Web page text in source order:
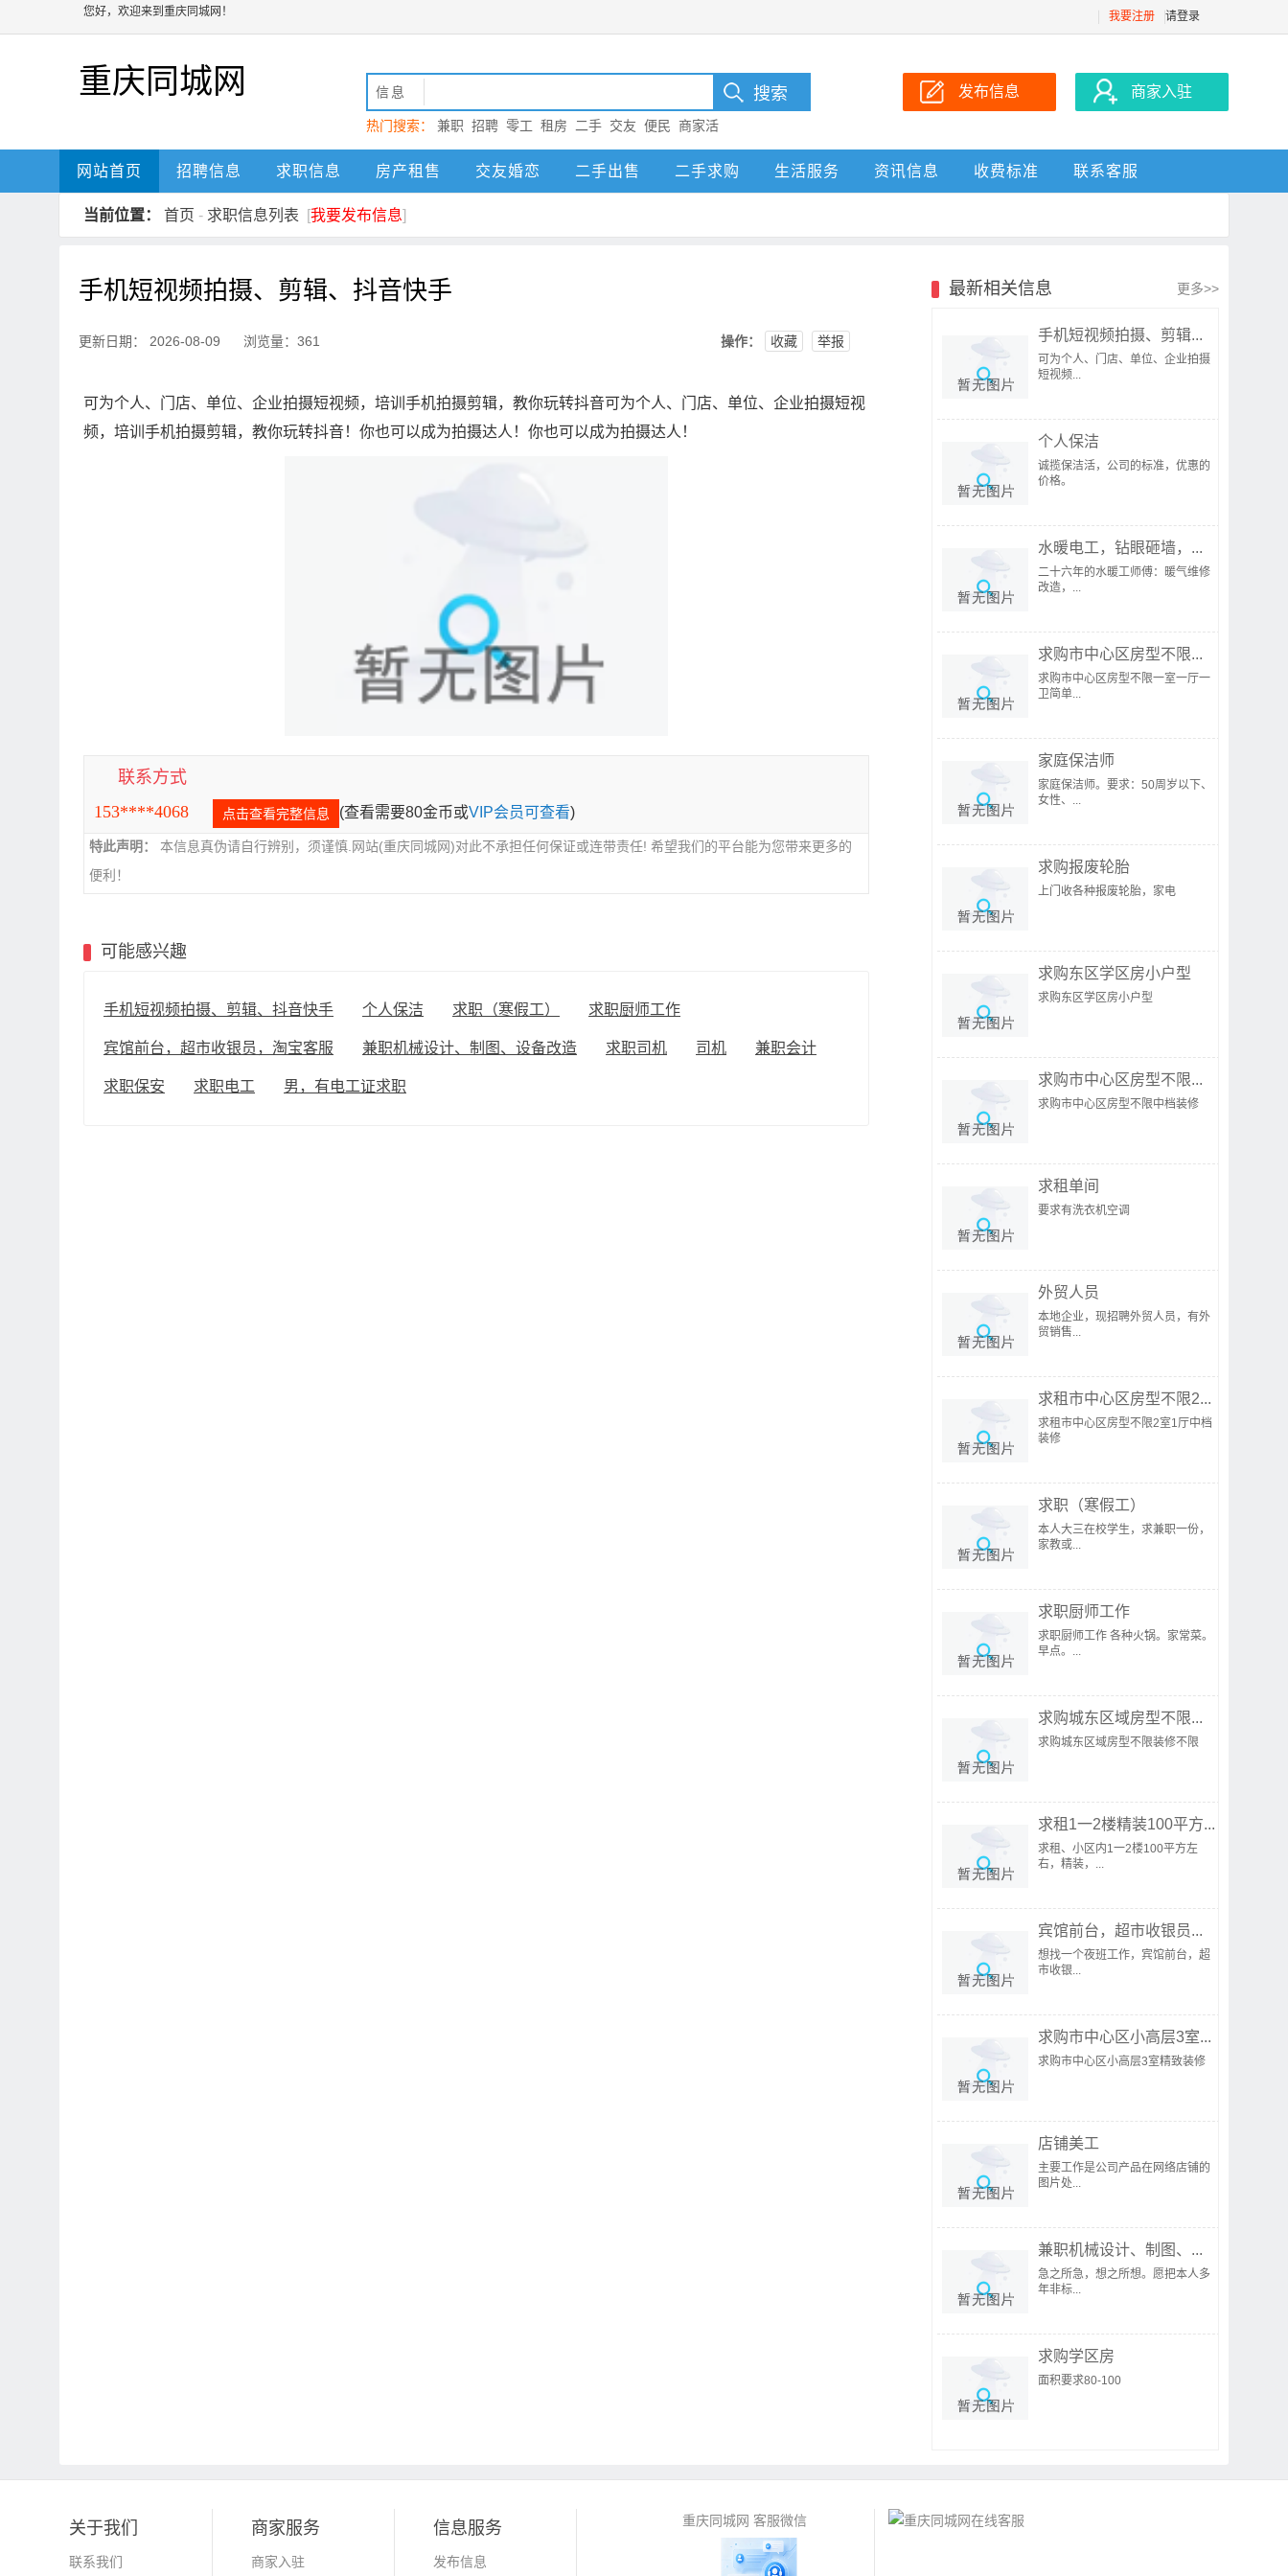
您好，欢迎来到重庆同城网！ 我要注册 请登录
重庆同城网 信息
热门搜索： 兼职 招聘 零工 租房 二手 交友 便民
商家活
动 重庆
发布信息 商家入驻
网站首页 招聘信息 求职信息 房产租售 交友婚恋 二手出售 二手求购 生活服务 资讯信息 收费标准 联系客服
当前位置： 首页 - 求职信息列表 [我要发布信息]
手机短视频拍摄、剪辑、抖音快手
更新日期： 2026-08-09 浏览量：361 操作： 收藏 举报
可为个人、门店、单位、企业拍摄短视频，培训手机拍摄剪辑，教你玩转抖音可为个人、门店、单位、企业拍摄短视
频，培训手机拍摄剪辑，教你玩转抖音！你也可以成为拍摄达人！你也可以成为拍摄达人！
联系方式
153****4068
点击查看完整信息 (查看需要80金币或VIP会员可查看)
特此声明：
本信息真伪请自行辨别，须谨慎.网站(重庆同城网)对此不承担任何保证或连带责任! 希望我们的平台能为您带来更多的
便利！
可能感兴趣
手机短视频拍摄、剪辑、抖音快手 个人保洁 求职（寒假工） 求职厨师工作
宾馆前台，超市收银员，淘宝客服 兼职机械设计、制图、设备改造 求职司机 司机 兼职会计
求职保安 求职电工 男，有电工证求职
最新相关信息 更多>>
手机短视频拍摄、剪辑...
可为个人、门店、单位、企业拍摄
短视频...
个人保洁
诚揽保洁活，公司的标准，优惠的
价格。
水暖电工，钻眼砸墙，...
二十六年的水暖工师傅：暖气维修
改造，...
求购市中心区房型不限...
求购市中心区房型不限一室一厅一
卫简单...
家庭保洁师
家庭保洁师。要求：50周岁以下、
女性、...
求购报废轮胎
上门收各种报废轮胎，家电
求购东区学区房小户型
求购东区学区房小户型
求购市中心区房型不限...
求购市中心区房型不限中档装修
求租单间
要求有洗衣机空调
外贸人员
本地企业，现招聘外贸人员，有外
贸销售...
求租市中心区房型不限2...
求租市中心区房型不限2室1厅中档
装修
求职（寒假工）
本人大三在校学生，求兼职一份，
家教或...
求职厨师工作
求职厨师工作 各种火锅。家常菜。
早点。...
求购城东区域房型不限...
求购城东区域房型不限装修不限
求租1一2楼精装100平方...
求租、小区内1一2楼100平方左
右，精装，...
宾馆前台，超市收银员...
想找一个夜班工作，宾馆前台，超
市收银...
求购市中心区小高层3室...
求购市中心区小高层3室精致装修
店铺美工
主要工作是公司产品在网络店铺的
图片处...
兼职机械设计、制图、...
急之所急，想之所想。愿把本人多
年非标...
求购学区房
面积要求80-100
关于我们
联系我们
商家服务
商家入驻
信息服务
发布信息
重庆同城网 客服微信